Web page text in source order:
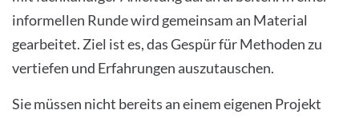
informellen Runde wird gemeinsam an Material
gearbeitet. Ziel ist es, das Gespür für Methoden zu
vertiefen und Erfahrungen auszutauschen.
Sie müssen nicht bereits an einem eigenen Projekt